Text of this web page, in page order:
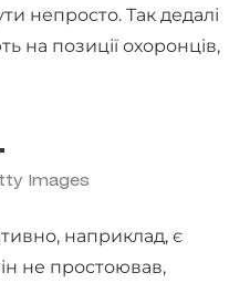
непросто. Так дедалі
на позиції охоронців,
Images
наприклад, є
не простоював,